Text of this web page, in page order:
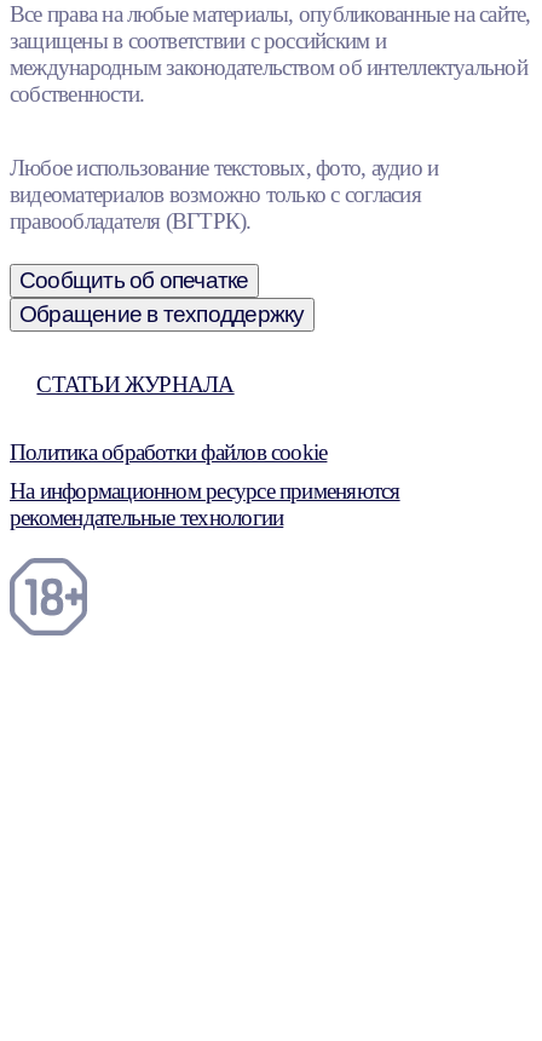
Все права на любые материалы, опубликованные на сайте,
защищены в соответствии с российским и
международным законодательством об интеллектуальной
собственности.
Любое использование текстовых, фото, аудио и
видеоматериалов возможно только с согласия
правообладателя (ВГТРК).
Сообщить об опечатке
Обращение в техподдержку
СТАТЬИ ЖУРНАЛА
Политика обработки файлов cookie
На информационном ресурсе применяются
рекомендательные технологии